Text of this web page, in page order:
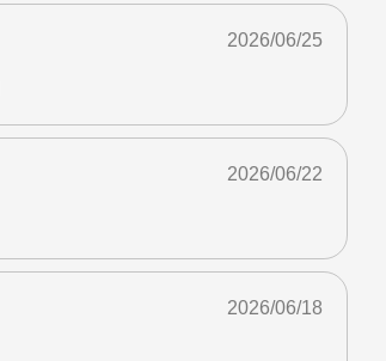
2026/06/25
2026/06/22
2026/06/18